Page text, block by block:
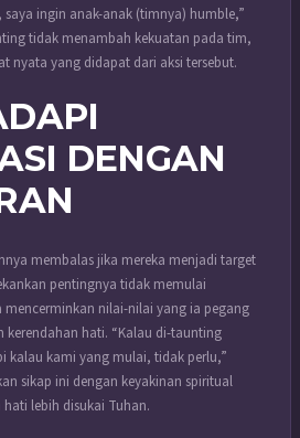
ingin anak-anak (timnya) humble,”
tidak menambah kekuatan pada tim,
nyata yang didapat dari aksi tersebut.
DENGAN
membalas jika mereka menjadi target
pentingnya tidak memulai
mencerminkan nilai-nilai yang ia pegang
kerendahan hati. “Kalau di-taunting
kalau kami yang mulai, tidak perlu,”
sikap ini dengan keyakinan spiritual
lebih disukai Tuhan.